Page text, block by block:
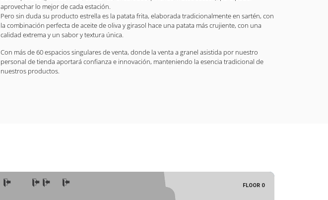
aprovechar lo mejor de cada estación.
Pero sin duda su producto estrella es la patata frita, elaborada tradicionalmente en sartén, con
la combinación perfecta de aceite de oliva y girasol hace una patata más crujiente, con una
calidad extrema y un sabor y textura única.
Con más de 60 espacios singulares de venta, donde la venta a granel asistida por nuestro
personal de tienda aportará confianza e innovación, manteniendo la esencia tradicional de
nuestros productos.